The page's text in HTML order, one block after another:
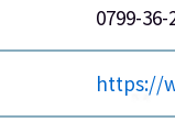
0799-36-
https://